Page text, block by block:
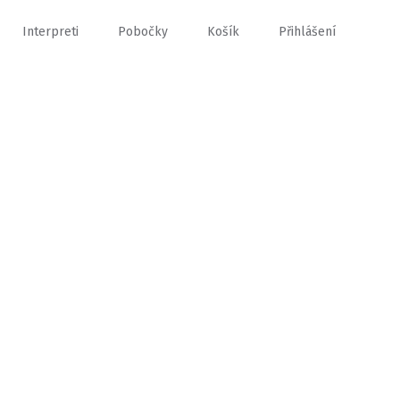
Interpreti Pobočky Košík Přihlášení